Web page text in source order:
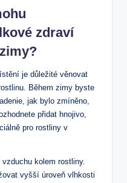
zdraví
je důležité věnovat
Během zimy byste
jak bylo zmíněno,
přidat hnojivo,
pro rostliny v
kolem rostliny.
vyšší úroveň ⁤vlhkosti